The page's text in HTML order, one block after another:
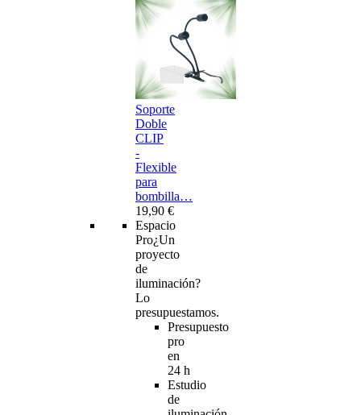
Soporte
Doble
CLIP
-
Flexible
para
bombilla…
19,90 €
Espacio
Pro¿Un
proyecto
de
iluminación?
Lo
presupuestamos.
Presupuesto
pro
en
24 h
Estudio
de